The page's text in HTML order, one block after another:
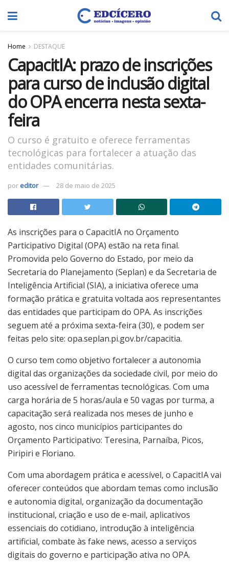
Home DESTAQUE
CapacitIA: prazo de inscrições
para curso de inclusão digital
do OPA encerra nesta sexta-
feira
O curso é gratuito e oferece ferramentas
tecnológicas para fortalecer a atuação das
entidades comunitárias.
por editor 28 de maio de 2025
As inscrições para o CapacitIA no Orçamento
Participativo Digital (OPA) estão na reta final.
Promovida pelo Governo do Estado, por meio da
Secretaria do Planejamento (Seplan) e da Secretaria de
Inteligência Artificial (SIA), a iniciativa oferece uma
formação prática e gratuita voltada aos representantes
das entidades que participam do OPA. As inscrições
seguem até a próxima sexta-feira (30), e podem ser
feitas pelo site: opa.seplan.pi.gov.br/capacitia.
O curso tem como objetivo fortalecer a autonomia
digital das organizações da sociedade civil, por meio do
uso acessível de ferramentas tecnológicas. Com uma
carga horária de 5 horas/aula e 50 vagas por turma, a
capacitação será realizada nos meses de junho e
agosto, nos cinco municípios participantes do
Orçamento Participativo: Teresina, Parnaíba, Picos,
Piripiri e Floriano.
Com uma abordagem prática e acessível, o CapacitIA vai
oferecer conteúdos que abordam temas como inclusão
e autonomia digital, organização da documentação
institucional, criação e uso de e-mail, aplicativos
essenciais do cotidiano, introdução à inteligência
artificial, combate às fake news, acesso a serviços
digitais do governo e participação ativa no OPA.